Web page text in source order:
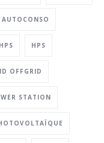
HPS HPS
OFFGRID
STATION